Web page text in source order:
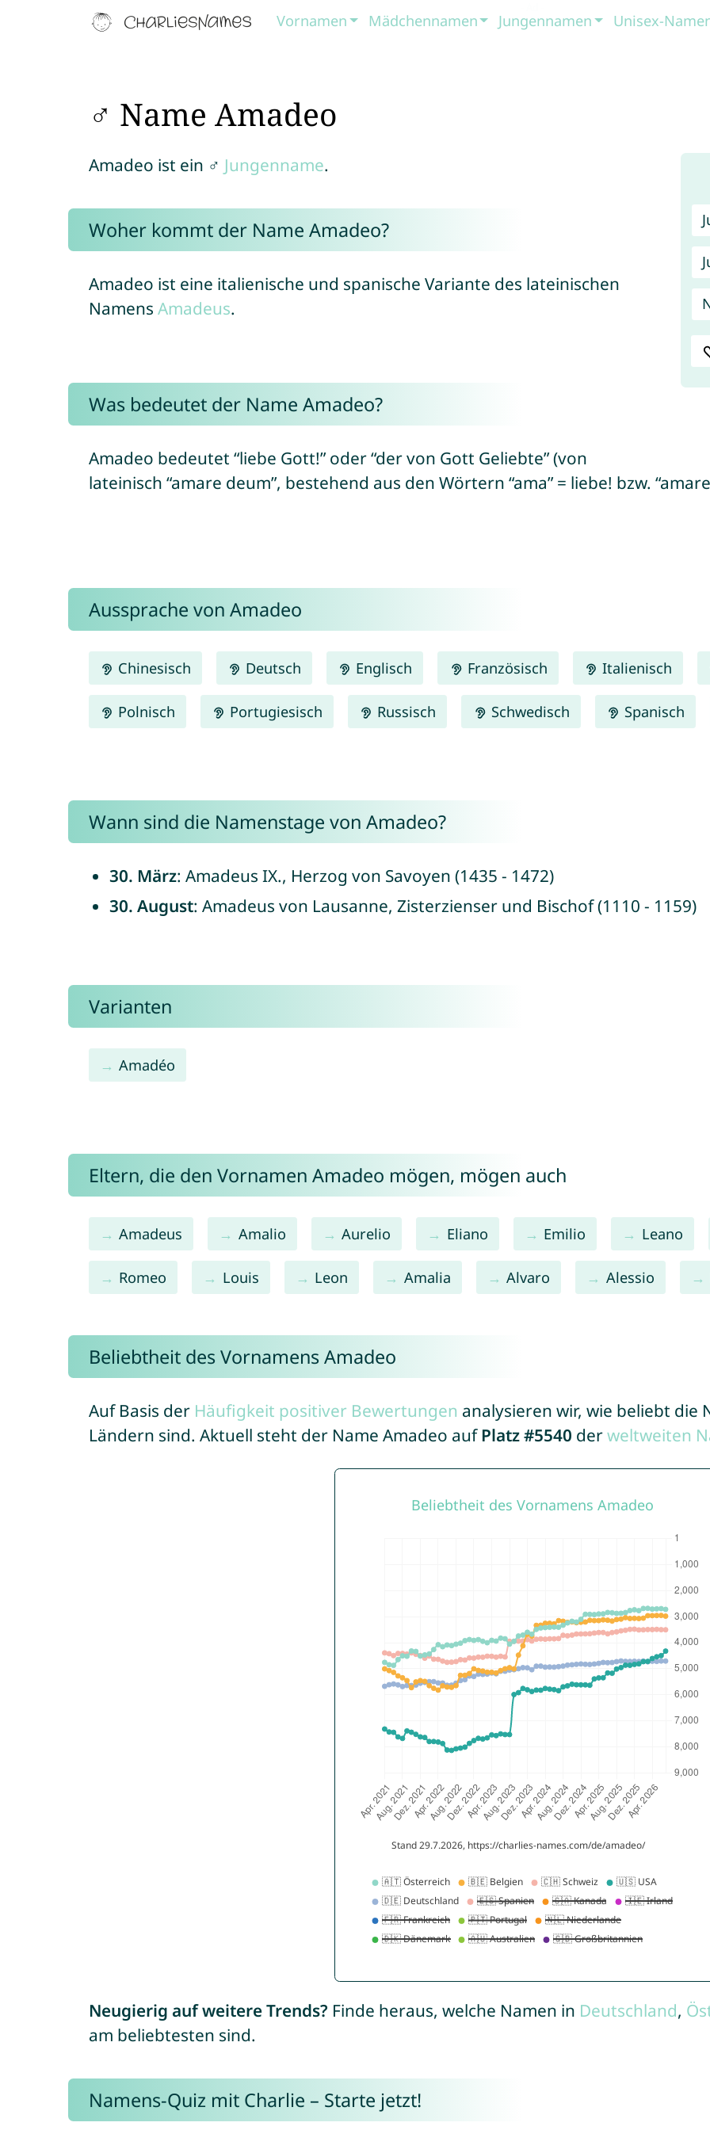
Vornamen Mädchennamen Jungennamen Unisex-
♂ Name Amadeo
Amadeo ist ein ♂ Jungenname.
Woher kommt der Name Amadeo?
Amadeo ist eine italienische und spanische Variante des lateinischen
Namens Amadeus.
Was bedeutet der Name Amadeo?
Amadeo bedeutet “liebe Gott!” oder “der von Gott Geliebte” (von
lateinisch “amare deum”, bestehend aus den Wörtern “ama” = liebe! bzw.
Aussprache von Amadeo
Chinesisch Deutsch Englisch Französisch Italienisch
Polnisch Portugiesisch Russisch Schwedisch Spanisch
Wann sind die Namenstage von Amadeo?
30. März: Amadeus IX., Herzog von Savoyen (1435 - 1472)
30. August: Amadeus von Lausanne, Zisterzienser und Bischof (1110 - 1159)
Varianten
Amadéo
Eltern, die den Vornamen Amadeo mögen, mögen auch
Amadeus Amalio Aurelio Eliano Emilio Leano
Romeo Louis Leon Amalia Alvaro Alessio
Beliebtheit des Vornamens Amadeo
Auf Basis der Häufigkeit positiver Bewertungen analysieren wir, wie beliebt die
Ländern sind. Aktuell steht der Name Amadeo auf Platz #5540 derweltweiten
Neugierig auf weitere Trends? Finde heraus, welche Namen in Deutschland,
am beliebtesten sind.
Namens-Quiz mit Charlie – Starte jetzt!